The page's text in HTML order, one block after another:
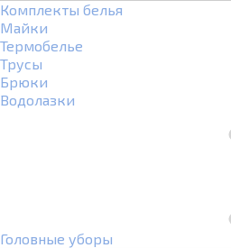
Комплекты белья
Майки
Термобелье
Трусы
Брюки
Водолазки
Головные уборы